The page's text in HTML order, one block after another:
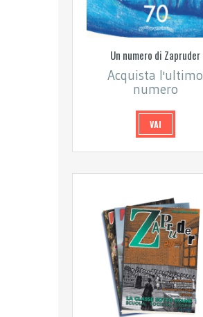
Un numero di Zapruder
Acquista l'ultimo
numero
VAI